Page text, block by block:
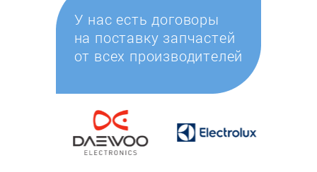
У нас есть договоры
на поставку запчастей
от всех производителей